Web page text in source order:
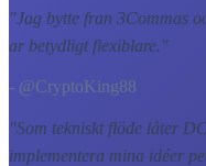
"Jag bytte fran 3Commas
ar betydligt flexiblare."
- @CryptoKing88
"Som tekniskt flöde låter
implementera mina idéer